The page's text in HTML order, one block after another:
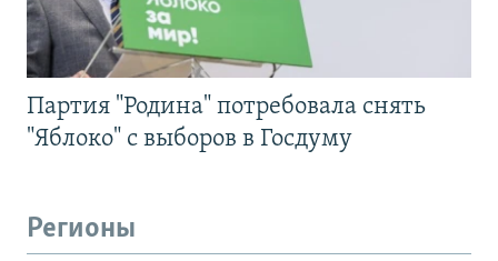
Партия "Родина" потребовала снять
"Яблоко" с выборов в Госдуму
Регионы